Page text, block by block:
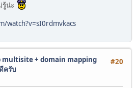
รู้น่ะ
watch?v=sI0rdmvkacs
#20
multisite + domain mapping
ครับ